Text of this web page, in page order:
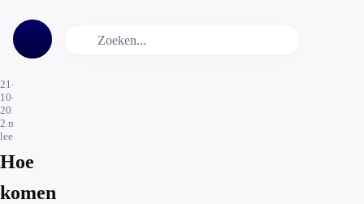
21-
10-
2016
2 min.
leestijd
Hoe
komen